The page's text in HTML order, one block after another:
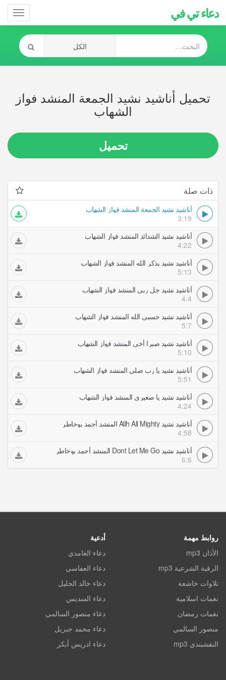
دعاء تي في
تحميل أناشيد نشيد الجمعة المنشد فواز
الشهاب
تحميل
ذات صلة
أناشيد نشيد الجمعة المنشد فواز الشهاب
3:19
أناشيد نشيد الشدائد المنشد فواز الشهاب
4:22
أناشيد نشيد بذكر الله المنشد فواز الشهاب
5:13
أناشيد نشيد جل ربي المنشد فواز الشهاب
4:4
أناشيد نشيد حسبي الله المنشد فواز الشهاب
5:7
أناشيد نشيد صبرا أخي المنشد فواز الشهاب
5:10
أناشيد نشيد يا رب صلي المنشد فواز الشهاب
5:51
أناشيد نشيد يا صغيري المنشد فواز الشهاب
4:24
أناشيد نشيد Allh All Mighty المنشد أحمد بوخاطر
4:58
أناشيد نشيد Dont Let Me Go المنشد أحمد بوخاطر
6:6
روابط مهمة
الأذان mp3
الرقية الشرعية mp3
تلاوات خاشعة
نغمات اسلامية
نغمات رمضان
منصور السالمي
النقشبندي mp3
أدعية
دعاء الغامدي
دعاء العفاسي
دعاء خالد الجليل
دعاء السديس
دعاء منصور السالمي
دعاء محمد جبريل
دعاء ادريس أبكر